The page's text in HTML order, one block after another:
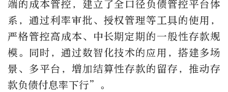
端的成本管控，建立了全口径负债管控平台体
系，通过利率审批、授权管理等工具的使用，
严格管控高成本、中长期定期的一般性存款规
模。同时，通过数智化技术的应用，搭建多场
景、多平台，增加结算性存款的留存，推动存
款负债付息率下行”。